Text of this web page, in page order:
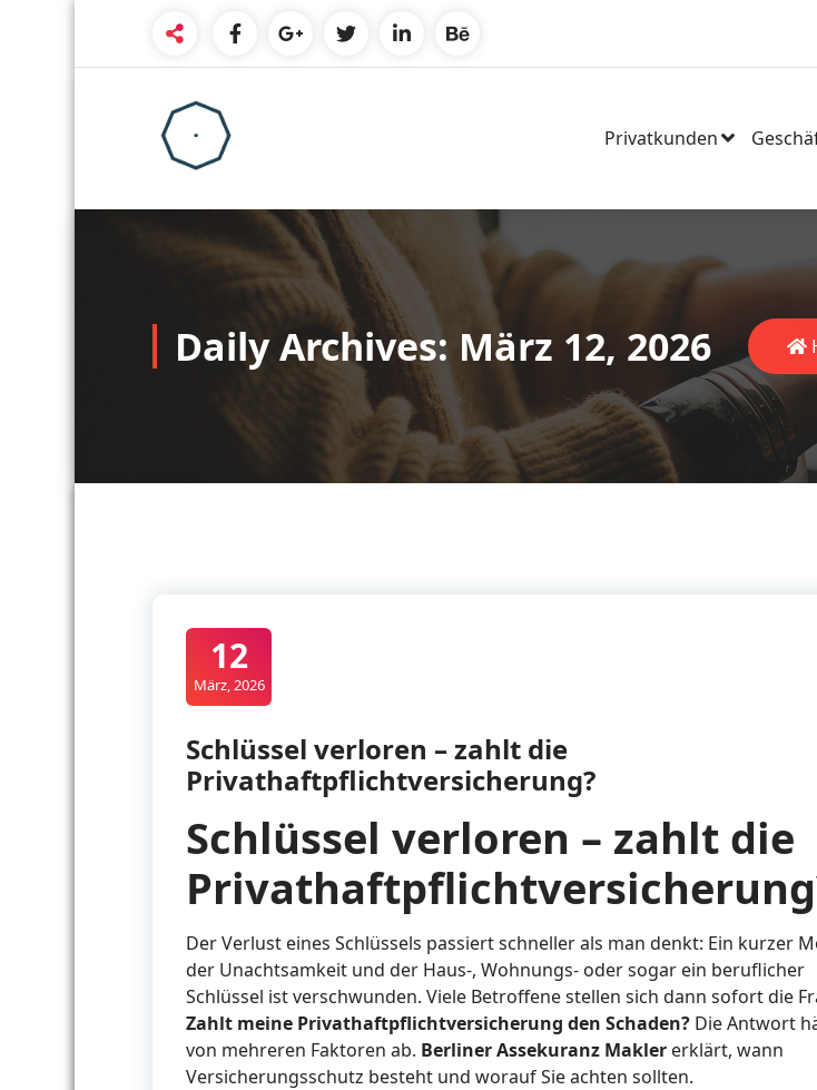
content
Privatkunden
Daily Archives: März 12, 2026
12
März, 2026
Schlüssel verloren – zahlt die
Privathaftpflichtversicherung?
Schlüssel verloren – zahlt die
Der Verlust eines Schlüssels passiert schneller als man denkt: Ein kurzer
der Unachtsamkeit und der Haus-, Wohnungs- oder sogar ein beruflicher
Schlüssel ist verschwunden. Viele Betroffene stellen sich dann sofort die
Zahlt meine Privathaftpflichtversicherung den Schaden? Die Antwort
von mehreren Faktoren ab. Berliner Assekuranz Makler erklärt, wann
Versicherungsschutz besteht und worauf Sie achten sollten.